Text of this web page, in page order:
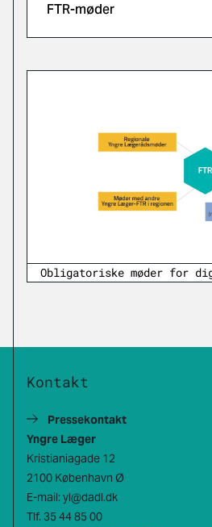
FTR-møder
Obligatoriske møder for dig
Kontakt
Pressekontakt
Yngre Læger
Kristianiagade 12
2100 København Ø
E-mail: yl@dadl.dk
Tlf. 35 44 85 00